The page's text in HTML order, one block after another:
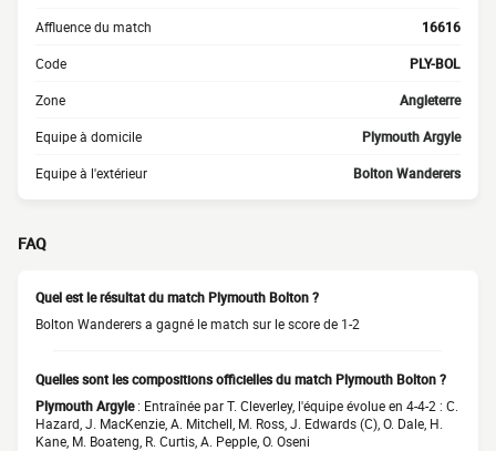
Affluence du match 16616
Code PLY-BOL
Zone Angleterre
Equipe à domicile Plymouth Argyle
Equipe à l'extérieur Bolton Wanderers
FAQ
Quel est le résultat du match Plymouth Bolton ?
Bolton Wanderers a gagné le match sur le score de 1-2
Quelles sont les compositions officielles du match Plymouth Bolton ?
Plymouth Argyle: Entraînée par T. Cleverley, l'équipe évolue en 4-4-2 : C.
Hazard, J. MacKenzie, A. Mitchell, M. Ross, J. Edwards (C), O. Dale, H.
Kane, M. Boateng, R. Curtis, A. Pepple, O. Oseni